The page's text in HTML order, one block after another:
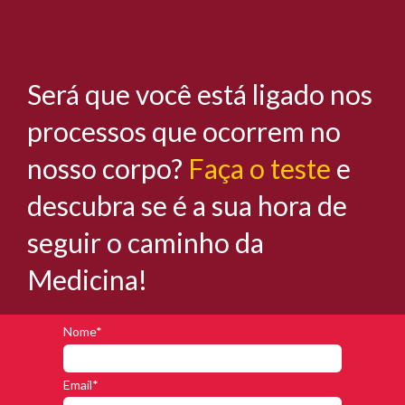
Será que você está ligado nos
processos que ocorrem no
nosso corpo? Faça o teste e
descubra se é a sua hora de
seguir o caminho da
Medicina!
Nome*
Email*